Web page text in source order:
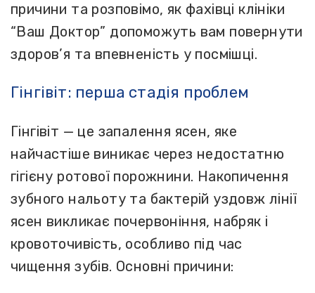
причини та розповімо, як фахівці клініки
“Ваш Доктор” допоможуть вам повернути
здоров’я та впевненість у посмішці.
Гінгівіт: перша стадія проблем
Гінгівіт — це запалення ясен, яке
найчастіше виникає через недостатню
гігієну ротової порожнини. Накопичення
зубного нальоту та бактерій уздовж лінії
ясен викликає почервоніння, набряк і
кровоточивість, особливо під час
чищення зубів. Основні причини: